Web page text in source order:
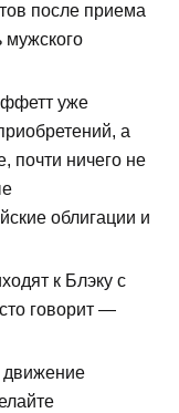
после приема
мужского
уже
а
почти ничего не
облигации и
к Блэку с
говорит —
движение